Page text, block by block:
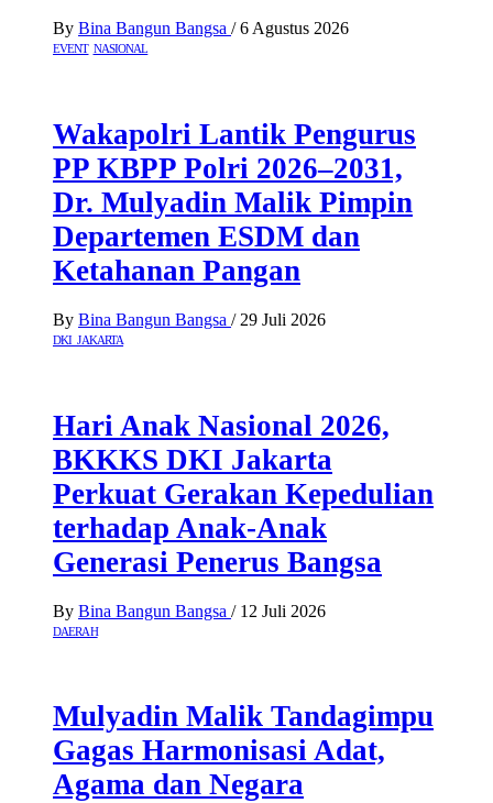
By Bina Bangun Bangsa / 6 Agustus 2026
EVENT NASIONAL
Wakapolri Lantik Pengurus
PP KBPP Polri 2026–2031,
Dr. Mulyadin Malik Pimpin
Departemen ESDM dan
Ketahanan Pangan
By Bina Bangun Bangsa / 29 Juli 2026
DKI JAKARTA
Hari Anak Nasional 2026,
BKKKS DKI Jakarta
Perkuat Gerakan Kepedulian
terhadap Anak-Anak
Generasi Penerus Bangsa
By Bina Bangun Bangsa / 12 Juli 2026
DAERAH
Mulyadin Malik Tandagimpu
Gagas Harmonisasi Adat,
Agama dan Negara